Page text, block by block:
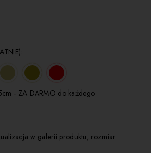
- ZA DARMO do każdego
w galerii produktu, rozmiar